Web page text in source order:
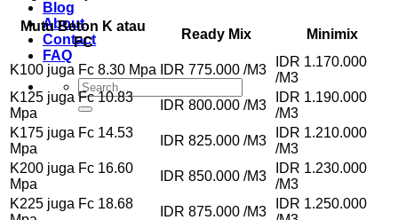
Blog
About
Contact
FAQ
Search
for:
Mutu Beton K atau
FC
Ready Mix Minimix
K100 juga Fc 8.30 Mpa IDR 775.000 /M3
IDR 1.170.000
/M3
K125 juga Fc 10.83
Mpa
IDR 800.000 /M3
IDR 1.190.000
/M3
K175 juga Fc 14.53
Mpa
IDR 825.000 /M3
IDR 1.210.000
/M3
K200 juga Fc 16.60
Mpa
IDR 850.000 /M3
IDR 1.230.000
/M3
K225 juga Fc 18.68
IDR 875.000 /M3
IDR 1.250.000